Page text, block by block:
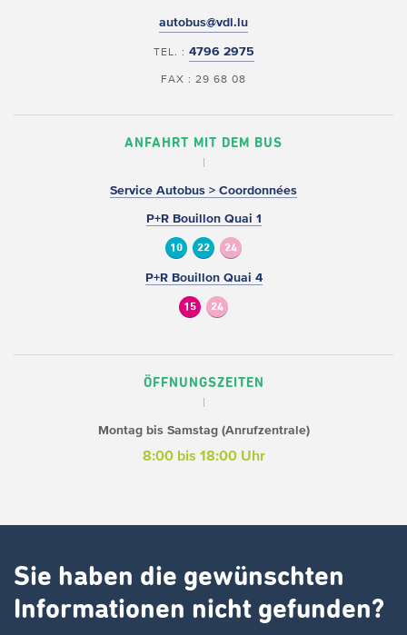
autobus@vdl.lu
TEL. : 4796 2975
FAX : 29 68 08
ANFAHRT MIT DEM BUS
Service Autobus > Coordonnées
P+R Bouillon Quai 1
10 22 24
P+R Bouillon Quai 4
15 24
ÖFFNUNGSZEITEN
Montag bis Samstag (Anrufzentrale)
8:00 bis 18:00 Uhr
Sie haben die gewünschten
Informationen nicht gefunden?